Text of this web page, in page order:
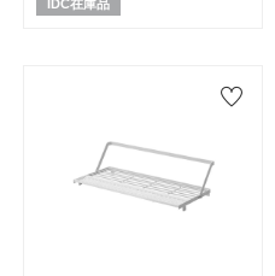
IDC在庫品